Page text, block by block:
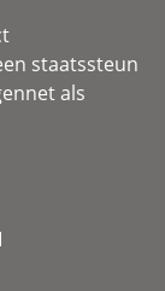
staatssteun
als